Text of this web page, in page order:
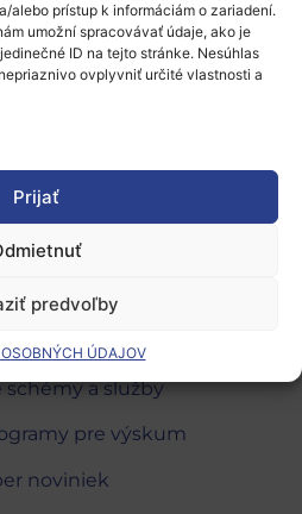
alebo prístup k informáciám o zariadení.
umožní spracovávať údaje, ako je
ID na tejto stránke. Nesúhlas
ovplyvniť určité vlastnosti a
Prijať
predvoľby
ÚDAJOV
komentára sa musíte
priestor
podpory
schémy a služby
pre výskum
noviniek